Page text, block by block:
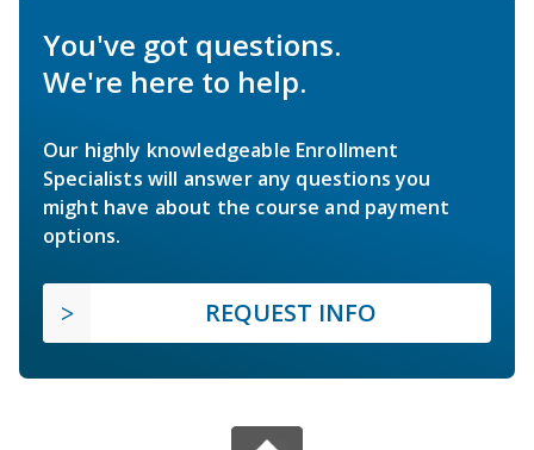
You've got questions.
We're here to help.
Our highly knowledgeable Enrollment
Specialists will answer any questions you
might have about the course and payment
options.
REQUEST INFO